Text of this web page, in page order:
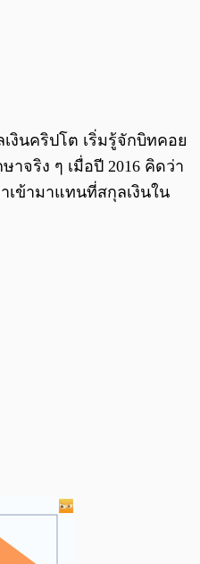
งินคริปโต เริ่มรู้จักบิทคอย
าจริง ๆ เมื่อปี 2016 คิดว่า
เข้ามาแทนที่สกุลเงินใน